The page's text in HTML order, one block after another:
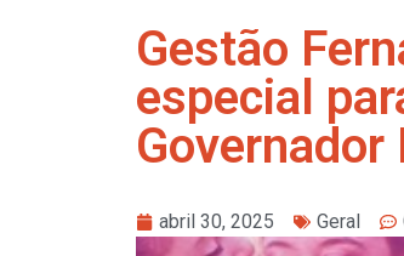
Gestão
especial
Governador
abril 30, 2025 Geral